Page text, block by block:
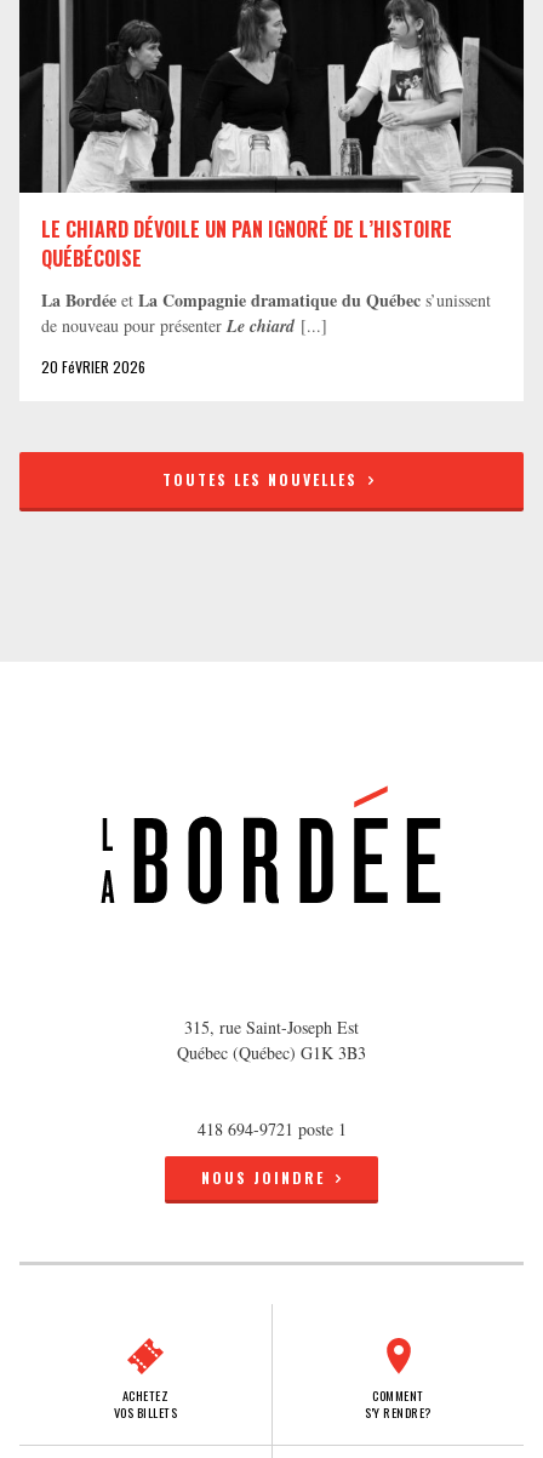
LE CHIARD DÉVOILE UN PAN IGNORÉ DE L’HISTOIRE
QUÉBÉCOISE
La Bordée et La Compagnie dramatique du Québec s’unissent
de nouveau pour présenter Le chiard [...]
20 FéVRIER 2026
TOUTES LES NOUVELLES
315, rue Saint-Joseph Est
Québec (Québec) G1K 3B3
418 694-9721 poste 1
NOUS JOINDRE
ACHETEZ
VOS BILLETS
COMMENT
S'Y RENDRE?